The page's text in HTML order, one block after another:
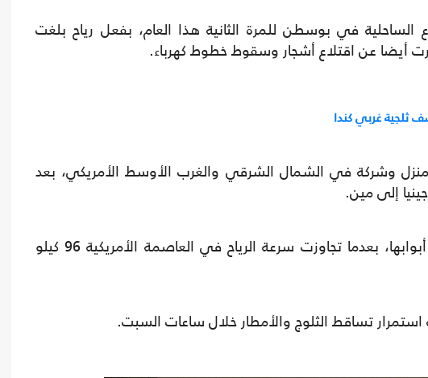
في بوسطن للمرة الثانية هذا العام، بفعل رياح بلغت
ثلجية غربي كندا
الكهرباء نحو 1.7 مليون منزل وشركة في الشمال الشرقي والغرب الأوسط الأمريكي، بعد
إلى مين.
وأغلقت مكاتب حكومية في واشنطن أبوابها، بعدما تجاوزت سرعة الرياح في العاصمة الأمريكية 96 كيلو
استمرار تساقط الثلوج والأمطار خلال ساعات السبت.